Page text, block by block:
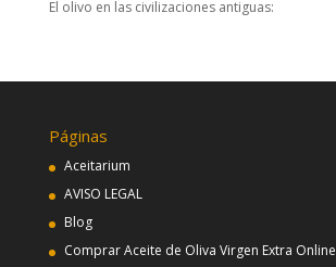
El olivo en las civilizaciones antiguas:
Páginas
Aceitarium
AVISO LEGAL
Blog
Comprar Aceite de Oliva Virgen Extra Online